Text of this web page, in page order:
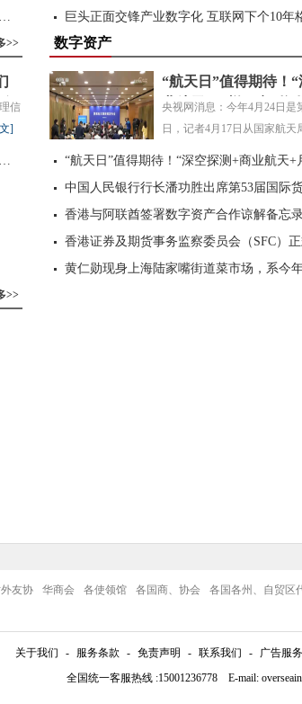
全國工商聯原副主席莊聰生任平行空間元宇宙聯盟共同主席
巨头正面交锋产业数字化 互联网下个10年
全球AI技术制高点之争，中国排哪里？
>>
信
]
数字经济、人工智能如何影响我们的生活？中外大咖共话数字时代新未来
数字资产
“航天日”值得期待！
业航天+月样研究”将
央视网消息：今年4月24日是
日，记者4月17日从国家航天
香港与阿联酋签署数字资产合作谅解备忘
>>
友协 华商会 各使领馆 各国商、协会 各国各州、自贸区
关于我们 - 服务条款 - 免责声明 - 联系我们 - 广告服务
全国统一客服热线 :15001236778 E-mail: